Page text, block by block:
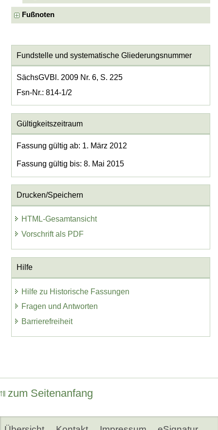
Fußnoten
Fundstelle und systematische Gliederungsnummer
SächsGVBl. 2009 Nr. 6, S. 225
Fsn-Nr.: 814-1/2
Gültigkeitszeitraum
Fassung gültig ab: 1. März 2012
Fassung gültig bis: 8. Mai 2015
Drucken/Speichern
HTML-Gesamtansicht
Vorschrift als PDF
Hilfe
Hilfe zu Historische Fassungen
Fragen und Antworten
Barrierefreiheit
zum Seitenanfang